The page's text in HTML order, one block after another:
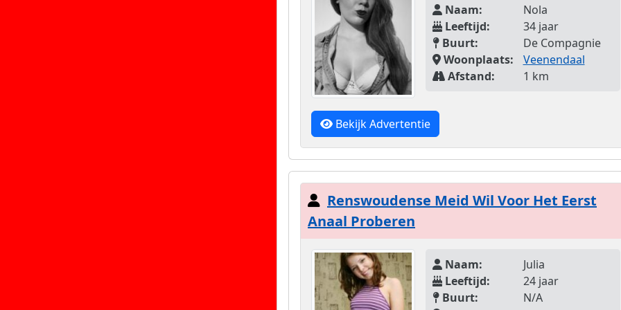
Naam:
Nola
Leeftijd:
34 jaar
Buurt:
De Compagnie
Woonplaats:
Veenendaal
Afstand:
1 km
Bekijk Advertentie
Renswoudense Meid Wil Voor Het Eerst
Anaal Proberen
Naam:
Julia
Leeftijd:
24 jaar
Buurt:
N/A